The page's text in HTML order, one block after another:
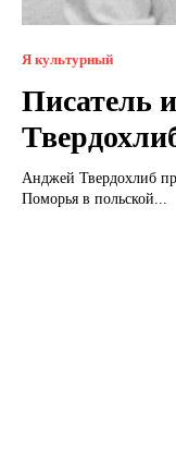
Я культурный
Писатель
Анджей Твердохлиб
Поморья в польской...